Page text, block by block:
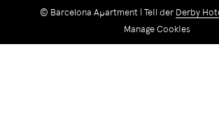
© Barcelona Apartment | Teil der Derby
Manage Cookies